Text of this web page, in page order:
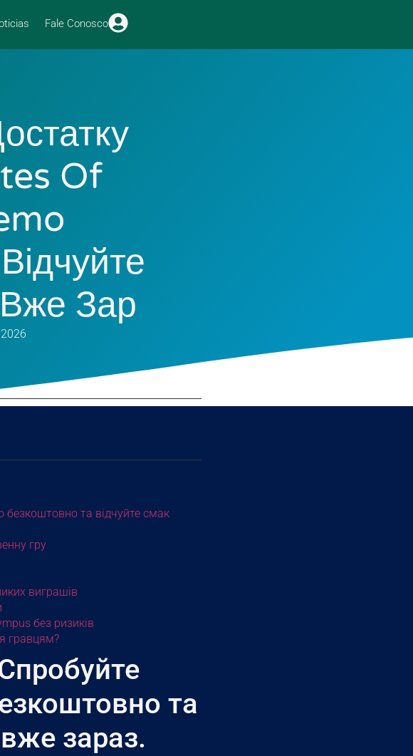
Fale Conosco
Of
Зар
безкоштовно та відчуйте смак
гру
виграшів
без ризиків
гравцям?
та
зараз.